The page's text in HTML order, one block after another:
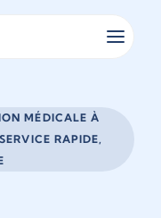
MÉDICALE À
RAPIDE,